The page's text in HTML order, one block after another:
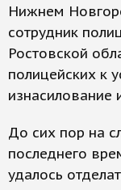
Нижнем
сотрудник
Ростовской
полицейских к
До сих пор на
последнего
удалось